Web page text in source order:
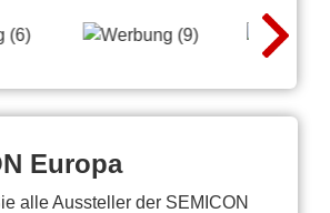
Europa
alle Aussteller der SEMICON